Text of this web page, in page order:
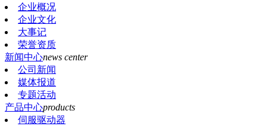
企业概况
企业文化
大事记
荣誉资质
新闻中心news center
公司新闻
媒体报道
专题活动
产品中心products
伺服驱动器